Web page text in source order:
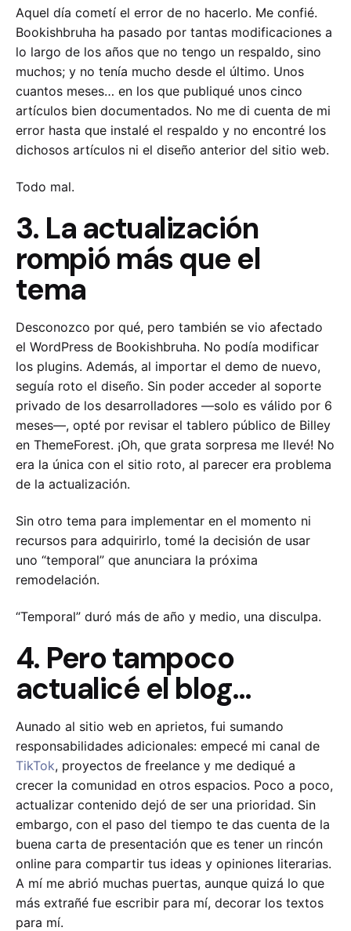
Aquel día cometí el error de no hacerlo. Me confié.
Bookishbruha ha pasado por tantas modificaciones a
lo largo de los años que no tengo un respaldo, sino
muchos; y no tenía mucho desde el último. Unos
cuantos meses… en los que publiqué unos cinco
artículos bien documentados. No me di cuenta de mi
error hasta que instalé el respaldo y no encontré los
dichosos artículos ni el diseño anterior del sitio web.
Todo mal.
3. La actualización
rompió más que el
tema
Desconozco por qué, pero también se vio afectado
el WordPress de Bookishbruha. No podía modificar
los plugins. Además, al importar el demo de nuevo,
seguía roto el diseño. Sin poder acceder al soporte
privado de los desarrolladores —solo es válido por 6
meses—, opté por revisar el tablero público de Billey
en ThemeForest. ¡Oh, que grata sorpresa me llevé! No
era la única con el sitio roto, al parecer era problema
de la actualización.
Sin otro tema para implementar en el momento ni
recursos para adquirirlo, tomé la decisión de usar
uno “temporal” que anunciara la próxima
remodelación.
“Temporal” duró más de año y medio, una disculpa.
4. Pero tampoco
actualicé el blog…
Aunado al sitio web en aprietos, fui sumando
responsabilidades adicionales: empecé mi canal de
TikTok, proyectos de freelance y me dediqué a
crecer la comunidad en otros espacios. Poco a poco,
actualizar contenido dejó de ser una prioridad. Sin
embargo, con el paso del tiempo te das cuenta de la
buena carta de presentación que es tener un rincón
online para compartir tus ideas y opiniones literarias.
A mí me abrió muchas puertas, aunque quizá lo que
más extrañé fue escribir para mí, decorar los textos
para mí.